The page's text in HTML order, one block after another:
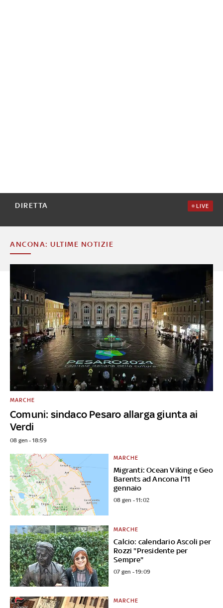
DIRETTA LIVE
ANCONA: ULTIME NOTIZIE
Comuni: sindaco Pesaro allarga giunta ai
Verdi
MARCHE
08 gen - 18:59
Migranti: Ocean Viking e Geo
Barents ad Ancona l'11
gennaio
MARCHE
08 gen - 11:02
Calcio: calendario Ascoli per
Rozzi "Presidente per
Sempre"
MARCHE
07 gen - 19:09
MARCHE